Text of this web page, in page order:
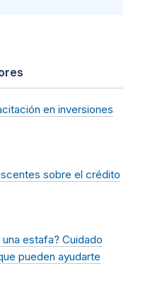
en inversiones
sobre el crédito
estafa? Cuidado
pueden ayudarte